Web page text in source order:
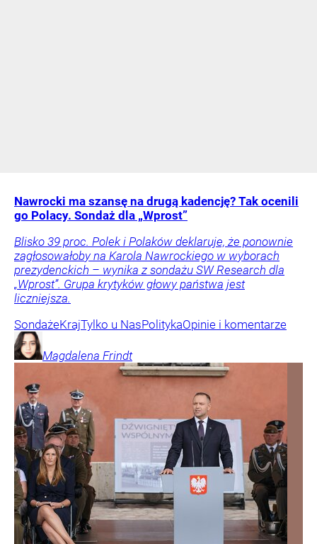
Nawrocki ma szansę na drugą kadencję? Tak ocenili
go Polacy. Sondaż dla „Wprost”
Blisko 39 proc. Polek i Polaków deklaruje, że ponownie
zagłosowałoby na Karola Nawrockiego w wyborach
prezydenckich – wynika z sondażu SW Research dla
„Wprost”. Grupa krytyków głowy państwa jest
liczniejsza.
SondażeKrajTylko u NasPolitykaOpinie i komentarze
Magdalena Frindt